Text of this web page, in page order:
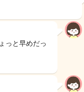
っと早めだっ